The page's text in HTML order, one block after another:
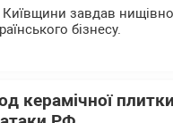
завдав
бізнесу.
керамічної